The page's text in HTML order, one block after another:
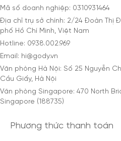
Mã số doanh nghiệp: 0310931464
Địa chỉ trụ sở chính: 2/24 Đoàn Thị
phố Hồ Chí Minh, Việt Nam
Hotline: 0938.002.969
Email: hi@gody.vn
Văn phòng Hà Nội: Số 25 Nguyễn
Cầu Giấy, Hà Nội
Văn phòng Singapore: 470 North
Singapore (188735)
Phương thức thanh toán